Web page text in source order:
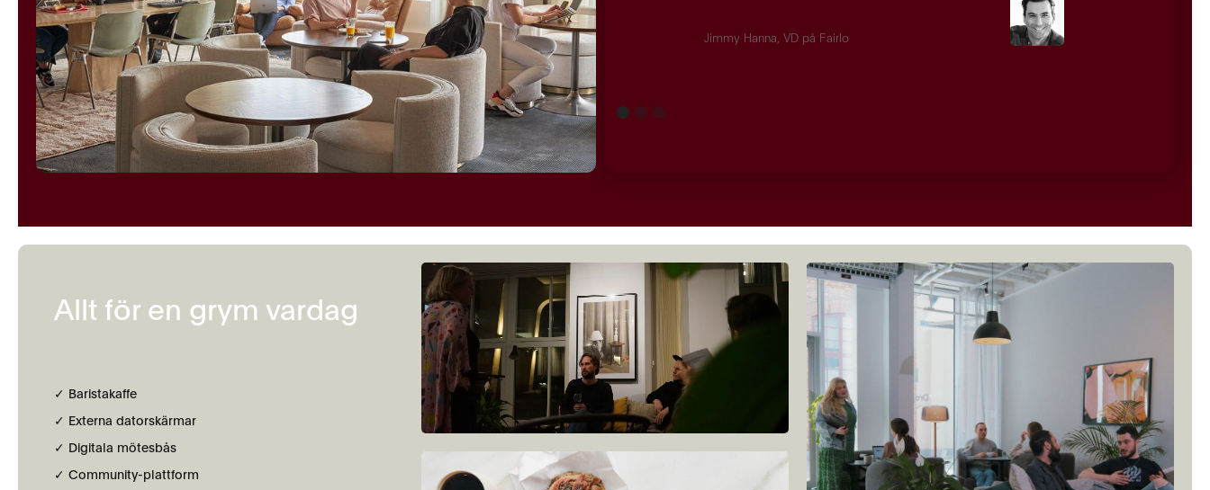
Jimmy Hanna, VD på Fairlo
Allt för en grym vardag
✓ Baristakaffe
✓ Externa datorskärmar
✓ Digitala mötesbås
✓ Community-plattform